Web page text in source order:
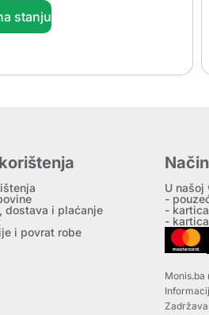
stanju
dostava i plaćanje
i povrat robe
U
-
-
-